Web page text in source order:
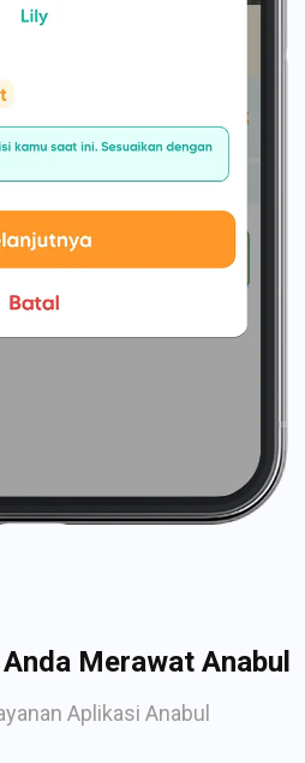
Merawat Anabul
Aplikasi Anabul